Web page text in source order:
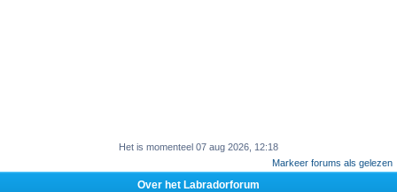
Het is momenteel 07 aug 2026, 12:18
Markeer forums als gelezen
Over het Labradorforum